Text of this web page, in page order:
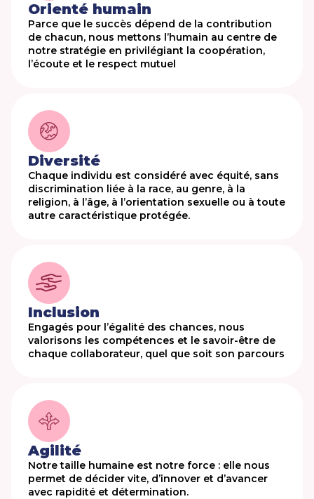
Orienté humain
Parce que le succès dépend de la contribution
de chacun, nous mettons l’humain au centre de
notre stratégie en privilégiant la coopération,
l’écoute et le respect mutuel
Diversité
Chaque individu est considéré avec équité, sans
discrimination liée à la race, au genre, à la
religion, à l’âge, à l’orientation sexuelle ou à toute
autre caractéristique protégée.
Inclusion
Engagés pour l’égalité des chances, nous
valorisons les compétences et le savoir-être de
chaque collaborateur, quel que soit son parcours
Agilité
Notre taille humaine est notre force : elle nous
permet de décider vite, d’innover et d’avancer
avec rapidité et détermination.